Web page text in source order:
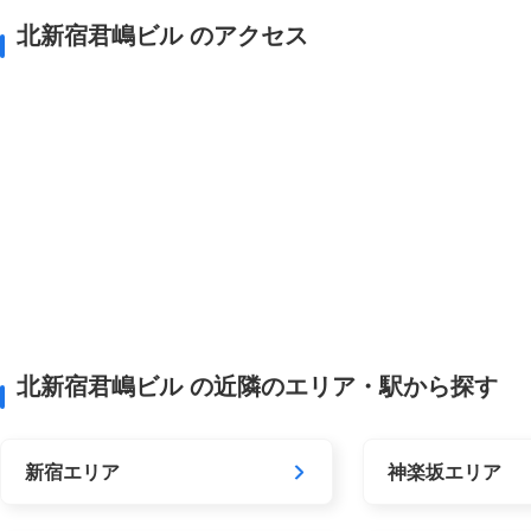
北新宿君嶋ビル のアクセス
北新宿君嶋ビル の近隣のエリア・駅から探す
新宿エリア 神楽坂エリア